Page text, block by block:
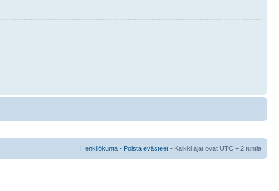
Henkilökunta • Poista evästeet • Kaikki ajat ovat UTC + 2 tuntia